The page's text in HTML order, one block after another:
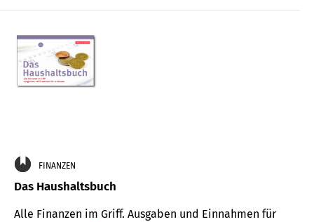
FINANZEN
Das Haushaltsbuch
Alle Finanzen im Griff. Aus­gaben und Ein­nahmen für